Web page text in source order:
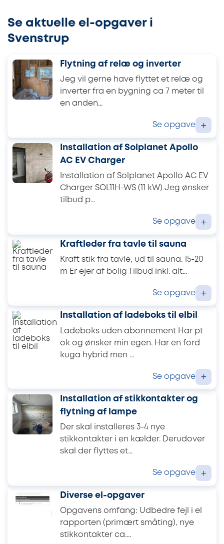
Se aktuelle el-opgaver i
Svenstrup
Flytning af relæ og inverter
Jeg vil gerne have flyttet et relæ og
inverter fra en bygning ca 7 meter til
en anden...
Se opgave +
Installation af Solplanet Apollo
AC EV Charger
Installation af Solplanet Apollo AC EV
Charger SOL11H-WS (11 kW) Jeg ønsker
tilbud p...
Se opgave +
Kraftleder fra tavle til sauna
Kraft stik fra tavle, ud til sauna. 15-20
m Er ejer af bolig Tilbud inkl. alt...
Se opgave +
Installation af ladeboks til elbil
Ladeboks uden abonnement Har pt
ok og ønsker min egen. Har en ford
kuga hybrid men ...
Se opgave +
Installation af stikkontakter og
flytning af lampe
Der skal installeres 3-4 nye
stikkontakter i en kælder. Derudover
skal der flyttes et...
Se opgave +
Diverse el-opgaver
Opgavens omfang: Udbedre fejl i el
rapporten (primært småting), nye
stikkontakter ca....